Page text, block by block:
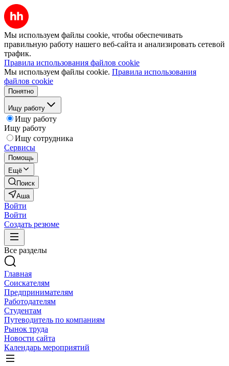
Мы используем файлы cookie, чтобы обеспечивать
правильную работу нашего веб-сайта и анализировать сетевой
трафик.
Правила использования файлов cookie
Мы используем файлы cookie. Правила использования
файлов cookie
Понятно
Ищу работу
Ищу работу
Ищу работу
Ищу сотрудника
Сервисы
Помощь
Ещё
Поиск
Аша
Войти
Войти
Создать резюме
Все разделы
Главная
Соискателям
Предпринимателям
Работодателям
Студентам
Путеводитель по компаниям
Рынок труда
Новости сайта
Календарь мероприятий